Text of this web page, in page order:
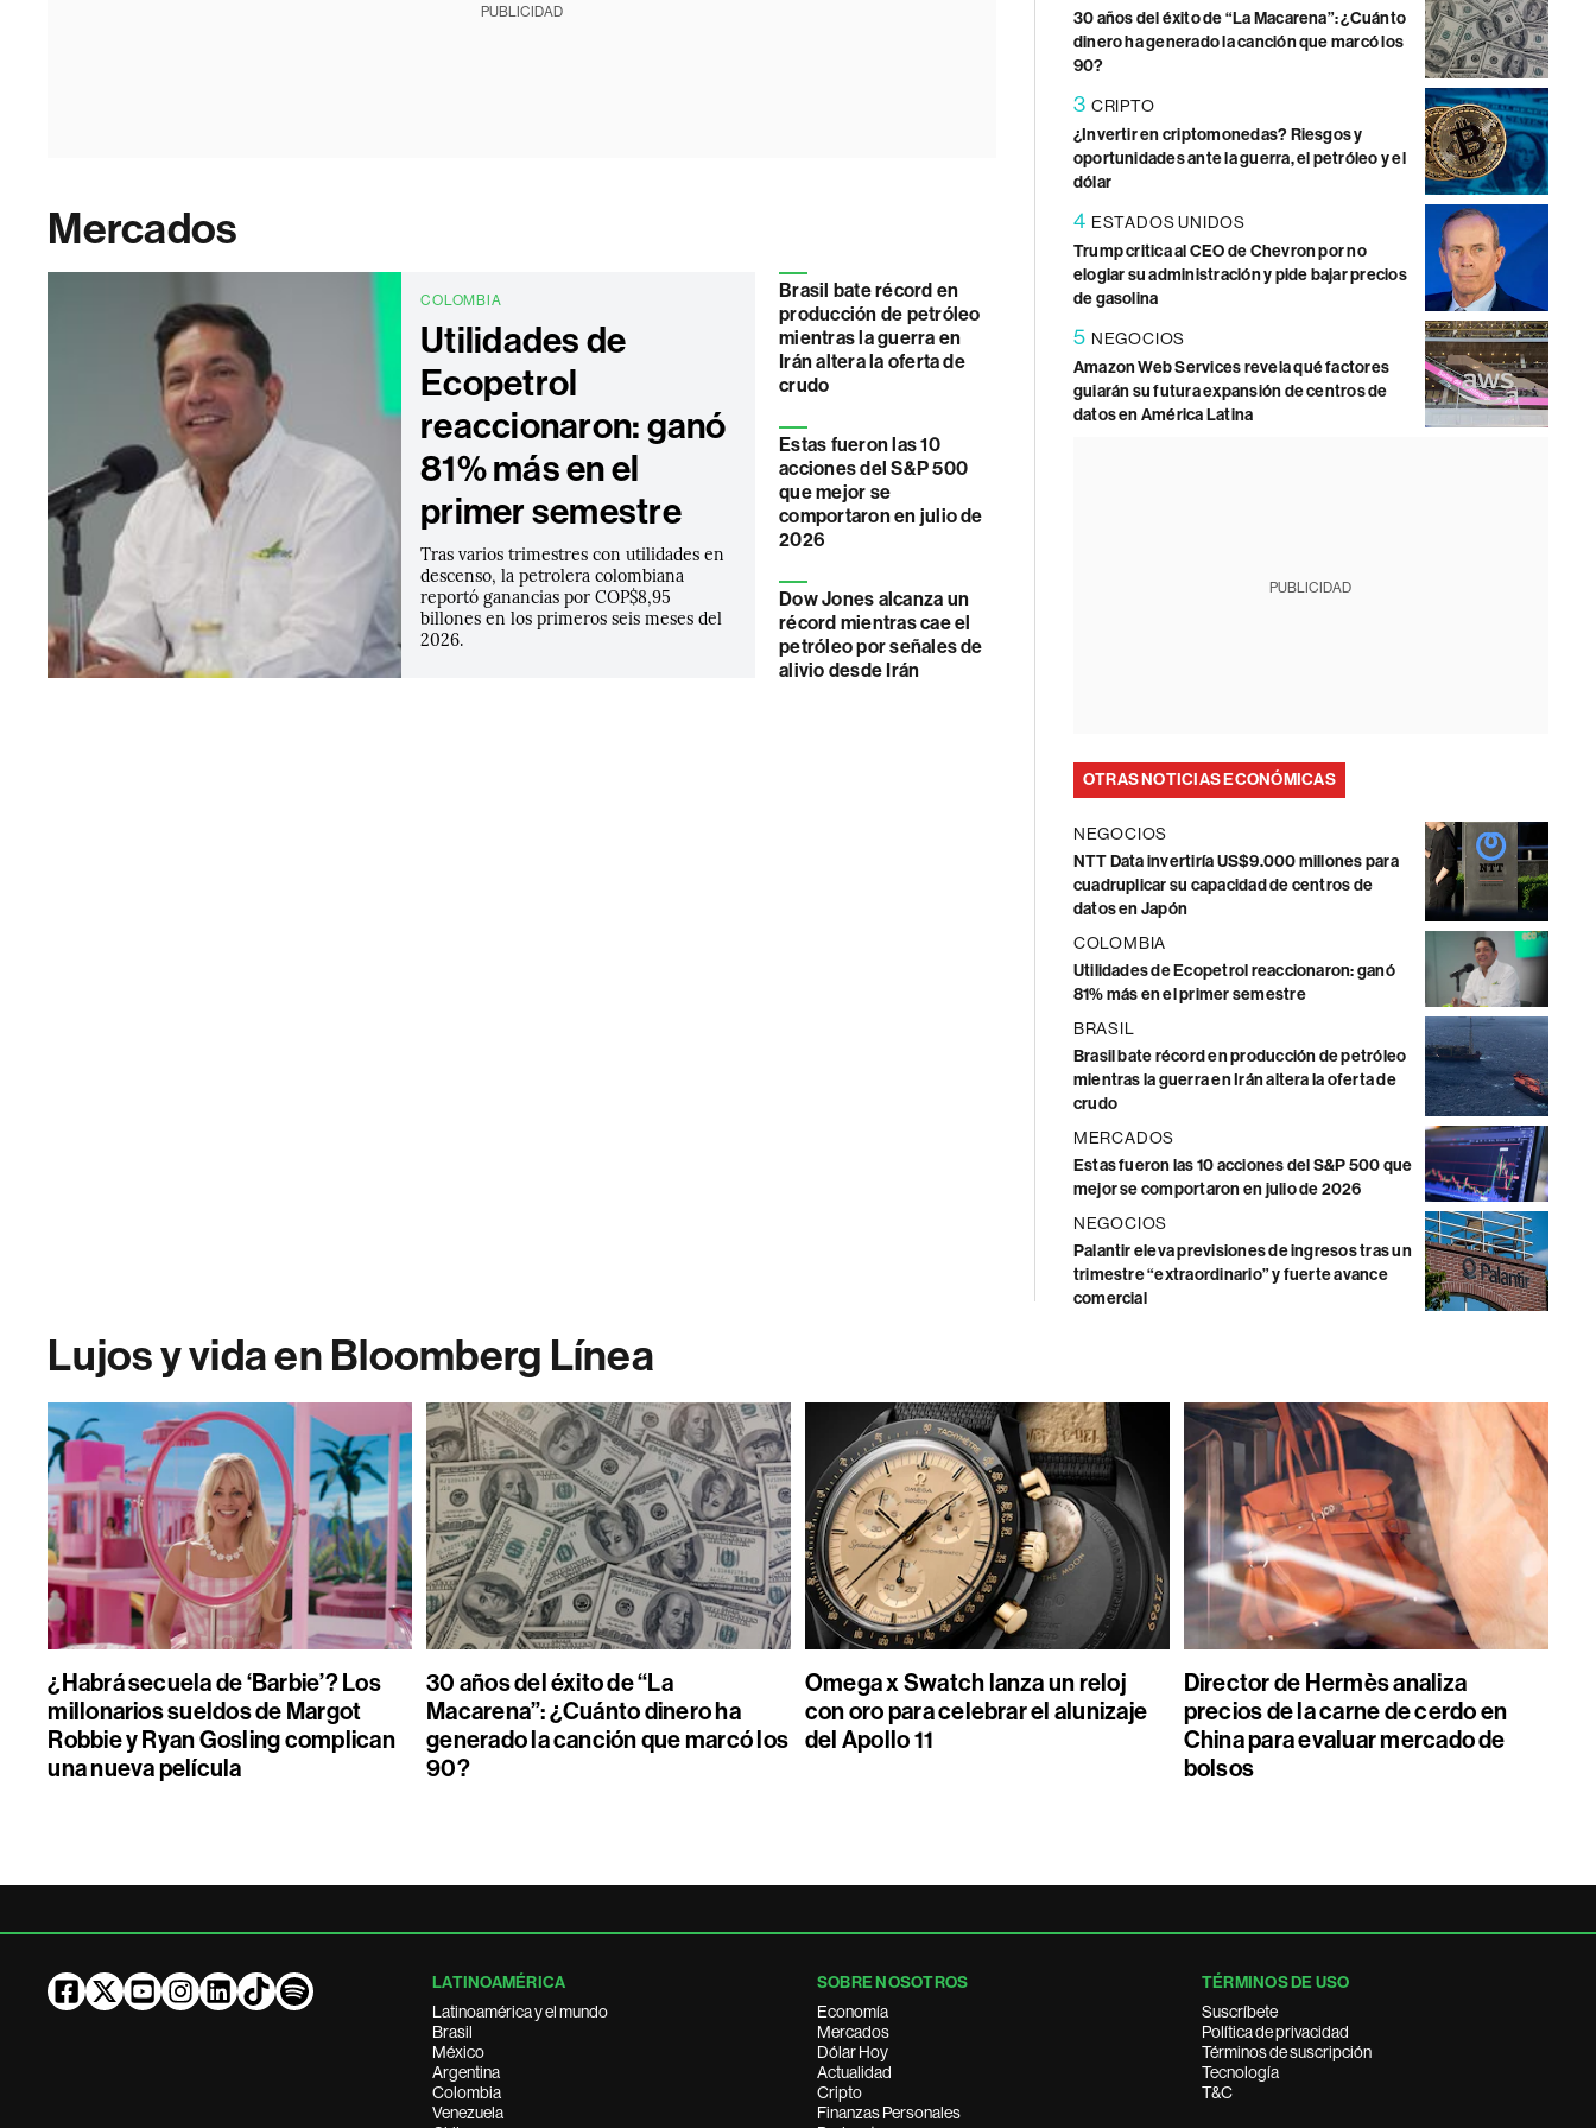
PUBLICIDAD
Mercados
COLOMBIA
Utilidades de
Ecopetrol
reaccionaron: ganó
81% más en el
primer semestre
Tras varios trimestres con utilidades en
descenso, la petrolera colombiana
reportó ganancias por COP$8,95
billones en los primeros seis meses del
2026.
Brasil bate récord en
producción de petróleo
mientras la guerra en
Irán altera la oferta de
crudo
Estas fueron las 10
acciones del S&P 500
que mejor se
comportaron en julio de
2026
Dow Jones alcanza un
récord mientras cae el
petróleo por señales de
alivio desde Irán
30 años del éxito de “La Macarena”: ¿Cuánto
dinero ha generado la canción que marcó los
90?
3 CRIPTO
¿Invertir en criptomonedas? Riesgos y
oportunidades ante la guerra, el petróleo y el
dólar
4 ESTADOS UNIDOS
Trump critica al CEO de Chevron por no
elogiar su administración y pide bajar precios
de gasolina
5 NEGOCIOS
Amazon Web Services revela qué factores
guiarán su futura expansión de centros de
datos en América Latina
PUBLICIDAD
OTRAS NOTICIAS ECONÓMICAS
NEGOCIOS
NTT Data invertiría US$9.000 millones para
cuadruplicar su capacidad de centros de
datos en Japón
COLOMBIA
Utilidades de Ecopetrol reaccionaron: ganó
81% más en el primer semestre
BRASIL
Brasil bate récord en producción de petróleo
mientras la guerra en Irán altera la oferta de
crudo
MERCADOS
Estas fueron las 10 acciones del S&P 500 que
mejor se comportaron en julio de 2026
NEGOCIOS
Palantir eleva previsiones de ingresos tras un
trimestre “extraordinario” y fuerte avance
comercial
Lujos y vida en Bloomberg Línea
¿Habrá secuela de ‘Barbie’? Los
millonarios sueldos de Margot
Robbie y Ryan Gosling complican
una nueva película
30 años del éxito de “La
Macarena”: ¿Cuánto dinero ha
generado la canción que marcó los
90?
Omega x Swatch lanza un reloj
con oro para celebrar el alunizaje
del Apollo 11
Director de Hermès analiza
precios de la carne de cerdo en
China para evaluar mercado de
bolsos
LATINOAMÉRICA
Latinoamérica y el mundo
Brasil
México
Argentina
Colombia
Venezuela
SOBRE NOSOTROS
Economía
Mercados
Dólar Hoy
Actualidad
Cripto
Finanzas Personales
TÉRMINOS DE USO
Suscríbete
Política de privacidad
Términos de suscripción
Tecnología
T&C